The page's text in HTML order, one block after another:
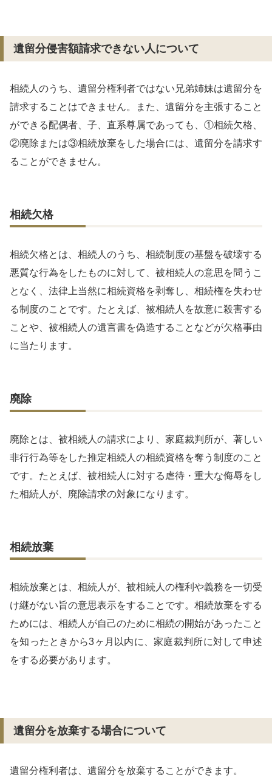
遺留分侵害額請求できない人について
相続人のうち、遺留分権利者ではない兄弟姉妹は遺留分を
請求することはできません。また、遺留分を主張すること
ができる配偶者、子、直系尊属であっても、①相続欠格、
②廃除または③相続放棄をした場合には、遺留分を請求す
ることができません。
相続欠格
相続欠格とは、相続人のうち、相続制度の基盤を破壊する
悪質な行為をしたものに対して、被相続人の意思を問うこ
となく、法律上当然に相続資格を剥奪し、相続権を失わせ
る制度のことです。たとえば、被相続人を故意に殺害する
ことや、被相続人の遺言書を偽造することなどが欠格事由
に当たります。
廃除
廃除とは、被相続人の請求により、家庭裁判所が、著しい
非行行為等をした推定相続人の相続資格を奪う制度のこと
です。たとえば、被相続人に対する虐待・重大な侮辱をし
た相続人が、廃除請求の対象になります。
相続放棄
相続放棄とは、相続人が、被相続人の権利や義務を一切受
け継がない旨の意思表示をすることです。相続放棄をする
ためには、相続人が自己のために相続の開始があったこと
を知ったときから3ヶ月以内に、家庭裁判所に対して申述
をする必要があります。
遺留分を放棄する場合について
遺留分権利者は、遺留分を放棄することができます。